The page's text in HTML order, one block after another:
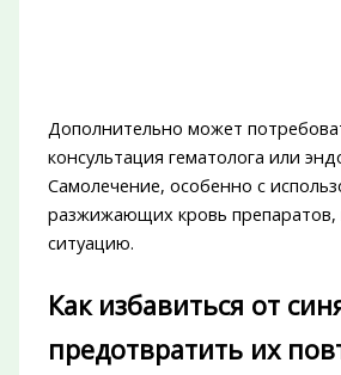
Дополнительно может
консультация гематолога или
Самолечение, особенно с
разжижающих кровь препаратов,
ситуацию.
Как избавиться от
предотвратить их